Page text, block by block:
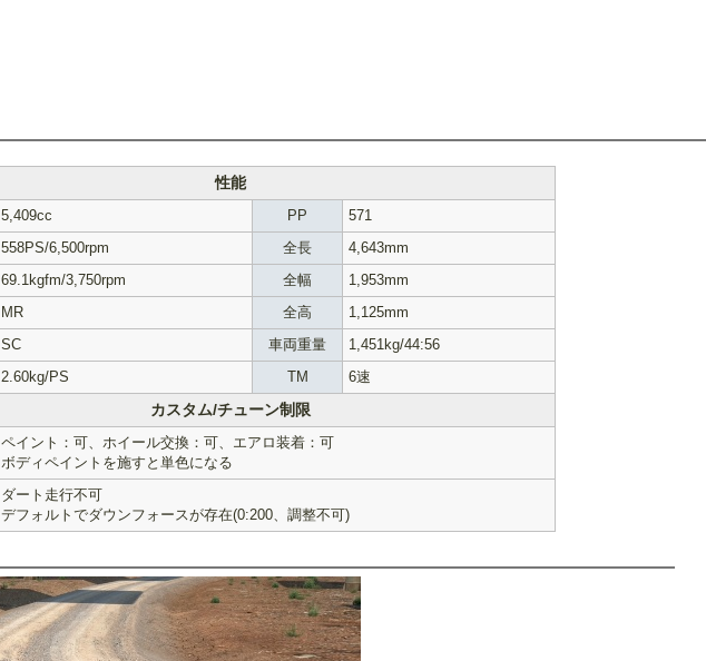
性能
5,409cc PP
571
558PS/6,500rpm 全長
4,643mm
69.1kgfm/3,750rpm 全幅
1,953mm
MR 全高
1,125mm
SC 車両重量
1,451kg/44:56
2.60kg/PS TM 6速
カスタム/チューン制限
ペイント：可、ホイール交換：可、エアロ装着：可
ボディペイントを施すと単色になる
ダート走行不可
デフォルトでダウンフォースが存在(0:200、調整不可)